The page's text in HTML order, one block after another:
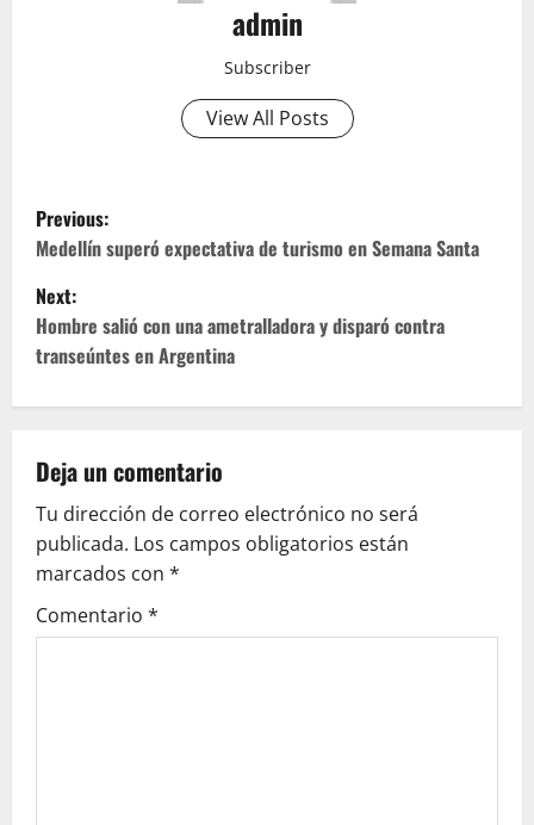
admin
Subscriber
View All Posts
P
o
s
t
n
a
v
i
g
Previous:
Medellín superó expectativa de turismo en Semana Santa
Next:
Hombre salió con una ametralladora y disparó contra
transeúntes en Argentina
Deja un comentario
Tu dirección de correo electrónico no será
publicada. Los campos obligatorios están
marcados con *
Comentario *